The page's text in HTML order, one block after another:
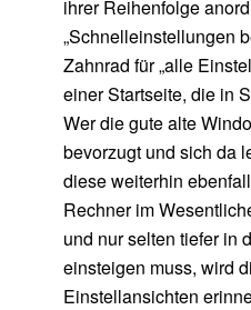
ihrer Reihenfolge
„Schnelleinstellungen
Zahnrad für „alle
einer Startseite, die in
Wer die gute alte
bevorzugt und sich da
diese weiterhin
Rechner im
und nur selten tiefer in
einsteigen muss, wird
Einstellansichten